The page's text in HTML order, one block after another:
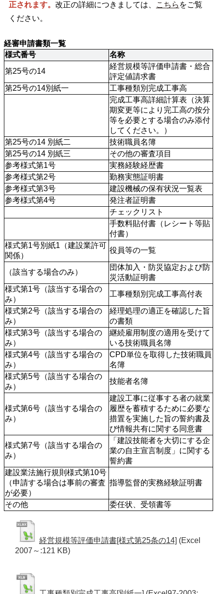
正されます。 改正の詳細につきましては、 こちら をご覧
ください。
経審申請書類一覧
様式番号
名称
第25号の14
経営規模等評価申請書・総合
評定値請求書
第25号の14別紙一
工事種類別完成工事高
完成工事高詳細計算表（決算
期変更等により完工高の按分
等を必要とする場合のみ添付
してください。）
第25号の14 別紙二
技術職員名簿
第25号の14 別紙三
その他の審査項目
参考様式第1号
実務経験経歴書
参考様式第2号
勤務実態証明書
参考様式第3号
建設機械の保有状況一覧表
参考様式第4号
発注者証明書
チェックリスト
手数料貼付書（レシート等貼
付書）
様式第1号別紙1（建設業許可
関係）
役員等の一覧
（該当する場合のみ）
団体加入・防災協定および防
災活動証明書
様式第1号（該当する場合の
み）
工事種類別完成工事高付表
様式第2号（該当する場合の
み）
経理処理の適正を確認した旨
の書類
様式第3号（該当する場合の
み）
継続雇用制度の適用を受けて
いる技術職員名簿
様式第4号（該当する場合の
み）
CPD単位を取得した技術職員
名簿
様式第5号（該当する場合の
み）
技能者名簿
様式第6号（該当する場合の
み）
建設工事に従事する者の就業
履歴を蓄積するために必要な
措置を実施した旨の誓約書及
び情報共有に関する同意書
様式第7号（該当する場合の
み）
「建設技能者を大切にする企
業の自主宣言制度」に関する
誓約書
建設業法施行規則様式第10号
（申請する場合は事前の審査
が必要）
指導監督的実務経験証明書
その他 委任状、受領書等
経営規模等評価申請書[様式第25条の14] (Excel
2007～:121 KB)